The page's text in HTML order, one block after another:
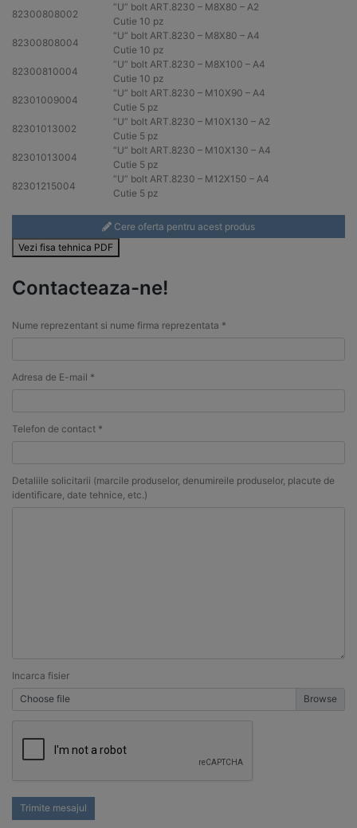
82300808002
“U” bolt ART.8230 – M8X80 – A2
Cutie 10 pz
82300808004
“U” bolt ART.8230 – M8X80 – A4
Cutie 10 pz
82300810004
“U” bolt ART.8230 – M8X100 – A4
Cutie 10 pz
82301009004
“U” bolt ART.8230 – M10X90 – A4
Cutie 5 pz
82301013002
“U” bolt ART.8230 – M10X130 – A2
Cutie 5 pz
82301013004
“U” bolt ART.8230 – M10X130 – A4
Cutie 5 pz
82301215004
“U” bolt ART.8230 – M12X150 – A4
Cutie 5 pz
Cere oferta pentru acest produs
Vezi fisa tehnica PDF
Contacteaza-ne!
Nume reprezentant si nume firma reprezentata *
Adresa de E-mail *
Telefon de contact *
Detaliile solicitarii (marcile produselor, denumireile produselor, placute de
identificare, date tehnice, etc.)
Incarca fisier
Choose file
Trimite mesajul